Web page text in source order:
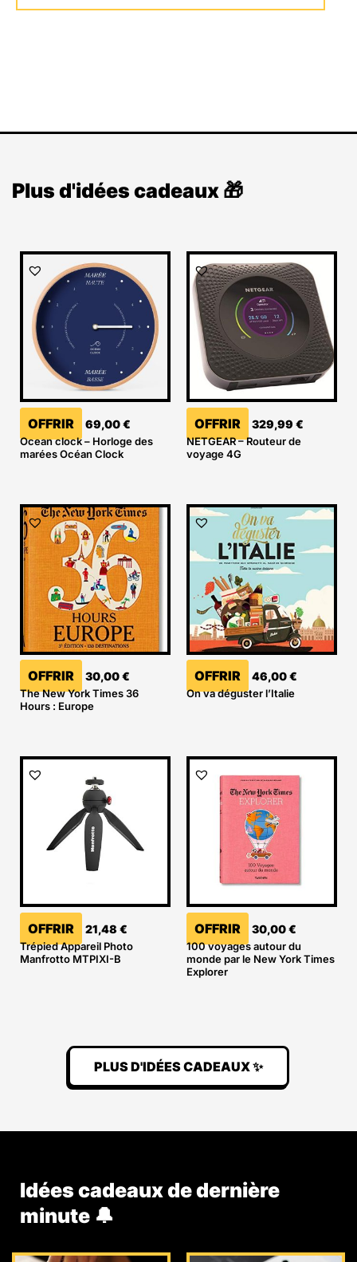
Plus d'idées cadeaux 🎁
OFFRIR 69,00€
Ocean clock – Horloge des
marées Océan Clock
OFFRIR 329,99 €
NETGEAR – Routeur de
voyage 4G
OFFRIR 30,00€
The New York Times 36
Hours : Europe
OFFRIR 46,00€
On va déguster l’Italie
OFFRIR 21,48 €
Trépied Appareil Photo
Manfrotto MTPIXI-B
OFFRIR 30,00€
100 voyages autour du
monde par le New York Times
Explorer
PLUS D'IDÉES CADEAUX ✨
Idées cadeaux de dernière
minute 🔔